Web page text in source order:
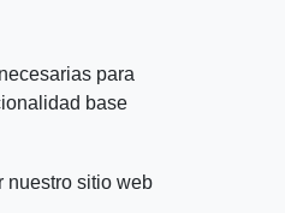
para
base
nuestro sitio web